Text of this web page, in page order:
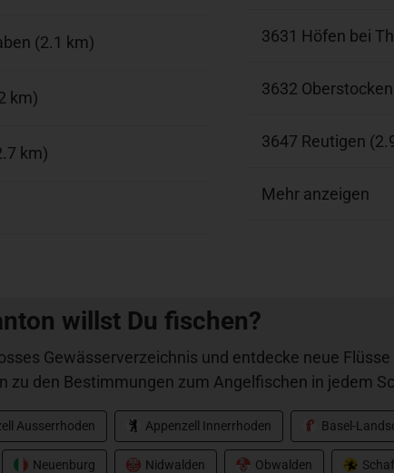
(2.1 km)
km)
km)
3631 Höfen bei
3632
3647 Reutigen
Mehr anzeigen
willst Du fischen?
Gewässerverzeichnis und entdecke neue
zu den Bestimmungen zum Angelfischen in jedem
Ausserrhoden Appenzell Innerrhoden Basel-
Neuenburg Nidwalden Obwalden